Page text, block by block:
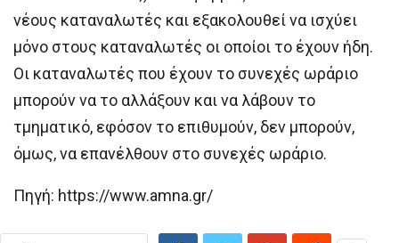
νέους καταναλωτές και εξακολουθεί να ισχύει
μόνο στους καταναλωτές οι οποίοι το έχουν ήδη.
Οι καταναλωτές που έχουν το συνεχές ωράριο
μπορούν να το αλλάξουν και να λάβουν το
τμηματικό, εφόσον το επιθυμούν, δεν μπορούν,
όμως, να επανέλθουν στο συνεχές ωράριο.
Πηγή: https://www.amna.gr/